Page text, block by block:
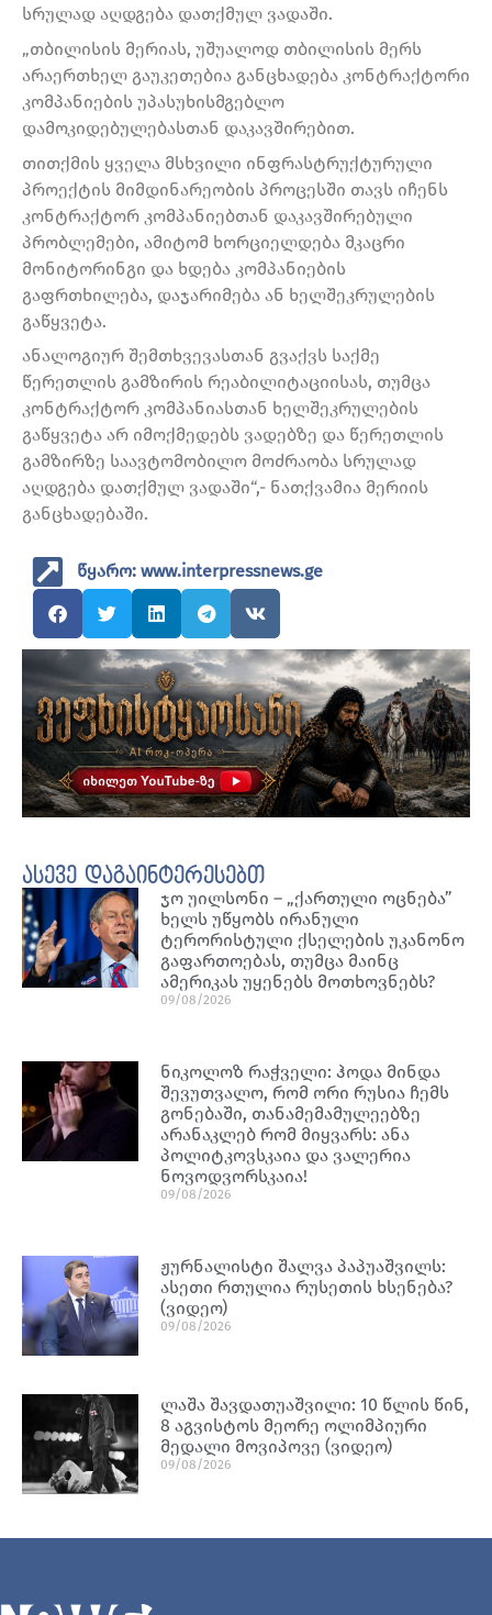
სრულად აღდგება დათქმულ ვადაში.
„თბილისის მერიას, უშუალოდ თბილისის მერს
არაერთხელ გაუკეთებია განცხადება კონტრაქტორი
კომპანიების უპასუხისმგებლო
დამოკიდებულებასთან დაკავშირებით.
თითქმის ყველა მსხვილი ინფრასტრუქტურული
პროექტის მიმდინარეობის პროცესში თავს იჩენს
კონტრაქტორ კომპანიებთან დაკავშირებული
პრობლემები, ამიტომ ხორციელდება მკაცრი
მონიტორინგი და ხდება კომპანიების
გაფრთხილება, დაჯარიმება ან ხელშეკრულების
გაწყვეტა.
ანალოგიურ შემთხვევასთან გვაქვს საქმე
წერეთლის გამზირის რეაბილიტაციისას, თუმცა
კონტრაქტორ კომპანიასთან ხელშეკრულების
გაწყვეტა არ იმოქმედებს ვადებზე და წერეთლის
გამზირზე საავტომობილო მოძრაობა სრულად
აღდგება დათქმულ ვადაში“,- ნათქვამია მერიის
განცხადებაში.
წყარო: www.interpressnews.ge
ასევე დაგაინტერესებთ
ჯო უილსონი – „ქართული ოცნება”
ხელს უწყობს ირანული
ტერორისტული ქსელების უკანონო
გაფართოებას, თუმცა მაინც
ამერიკას უყენებს მოთხოვნებს?
09/08/2026
ნიკოლოზ რაჭველი: ჰოდა მინდა
შევუთვალო, რომ ორი რუსია ჩემს
გონებაში, თანამემამულეებზე
არანაკლებ რომ მიყვარს: ანა
პოლიტკოვსკაია და ვალერია
ნოვოდვორსკაია!
09/08/2026
ჟურნალისტი შალვა პაპუაშვილს:
ასეთი რთულია რუსეთის ხსენება?
(ვიდეო)
09/08/2026
ლაშა შავდათუაშვილი: 10 წლის წინ,
8 აგვისტოს მეორე ოლიმპიური
მედალი მოვიპოვე (ვიდეო)
09/08/2026